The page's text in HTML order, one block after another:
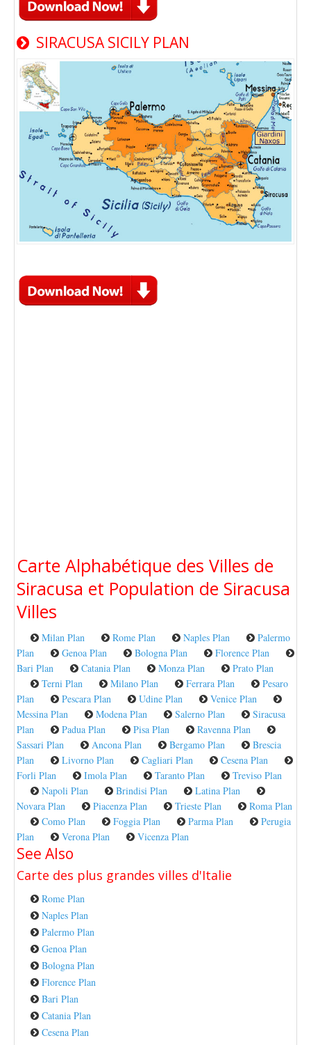
SIRACUSA SICILY PLAN
Carte Alphabétique des Villes de
Siracusa et Population de Siracusa
Villes
Milan Plan Rome Plan Naples Plan
Palermo
Plan
Genoa Plan Bologna Plan
Florence Plan
Bari Plan
Catania Plan Monza Plan
Prato Plan
Terni Plan
Milano Plan Ferrara Plan
Pesaro
Plan
Pescara Plan Udine Plan
Venice Plan
Messina Plan
Modena Plan Salerno Plan
Siracusa
Plan
Padua Plan Pisa Plan
Ravenna Plan
Sassari Plan
Ancona Plan Bergamo Plan
Brescia
Plan
Livorno Plan Cagliari Plan
Cesena Plan
Forli Plan
Imola Plan Taranto Plan
Treviso Plan
Napoli Plan
Brindisi Plan
Latina Plan
Novara Plan
Piacenza Plan Trieste Plan
Roma Plan
Como Plan
Foggia Plan Parma Plan
Perugia
Plan
Verona Plan Vicenza Plan
See Also
Carte des plus grandes villes d'Italie
Rome Plan
Naples Plan
Palermo Plan
Genoa Plan
Bologna Plan
Florence Plan
Bari Plan
Catania Plan
Cesena Plan